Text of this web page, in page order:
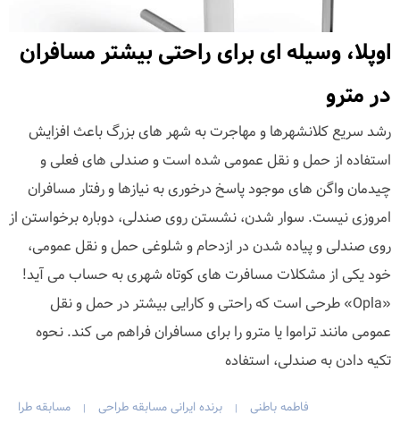
اوپلا، وسیله ای برای راحتی بیشتر مسافران
در مترو
رشد سریع کلانشهرها و مهاجرت به شهر های بزرگ باعث افزایش
استفاده از حمل و نقل عمومی شده است و صندلی های فعلی و
چیدمان واگن های موجود پاسخ درخوری به نیازها و رفتار مسافران
امروزی نیست. سوار شدن، نشستن روی صندلی، دوباره برخواستن از
روی صندلی و پیاده شدن در ازدحام و شلوغی حمل و نقل عمومی،
خود یکی از مشکلات مسافرت های کوتاه شهری به حساب می آید!
«Opla» طرحی است که راحتی و کارایی بیشتر در حمل و نقل
عمومی مانند تراموا یا مترو را برای مسافران فراهم می کند. نحوه
تکیه دادن به صندلی، استفاده
فاطمه باطنی | برنده ایرانی مسابقه طراحی | مسابقه طرا